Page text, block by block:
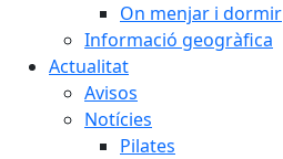
On menjar i dormir
Informació geogràfica
Actualitat
Avisos
Notícies
Pilates